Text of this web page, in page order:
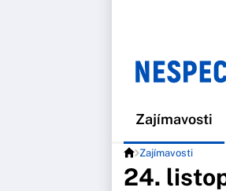
Zajímavosti
Zajímavosti
24.